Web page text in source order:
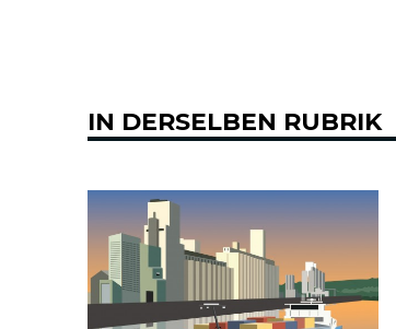
IN DERSELBEN RUBRIK